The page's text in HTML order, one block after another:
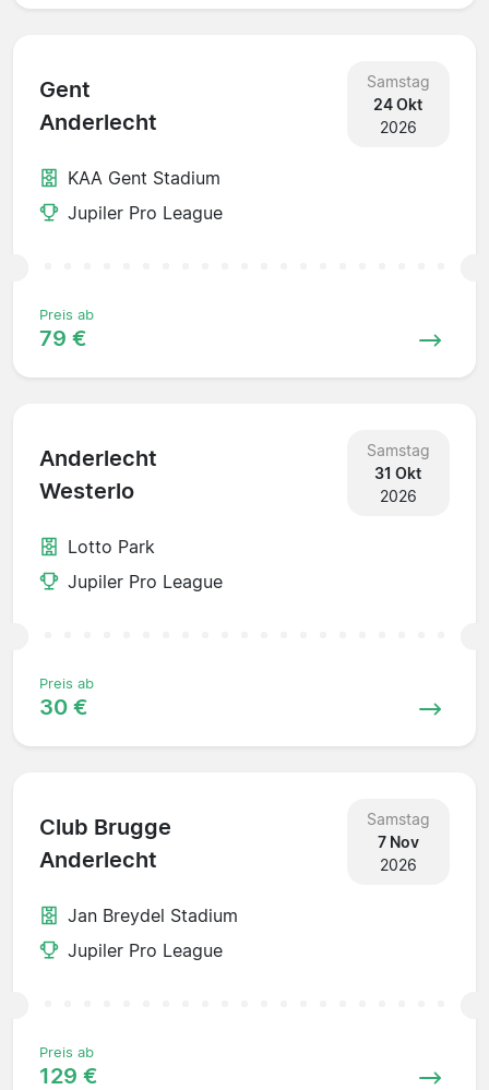
Gent
Anderlecht
Samstag
24 Okt
2026
KAA Gent Stadium
Jupiler Pro League
Preis ab
79 €
Anderlecht
Westerlo
Samstag
31 Okt
2026
Lotto Park
Jupiler Pro League
Preis ab
30 €
Club Brugge
Anderlecht
Samstag
7 Nov
2026
Jan Breydel Stadium
Jupiler Pro League
Preis ab
129 €